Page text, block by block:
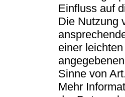
Einfluss auf
Die Nutzung
einer
Sinne von
Mehr